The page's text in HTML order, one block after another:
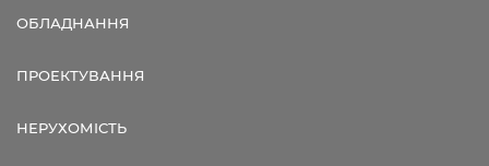
ОБЛАДНАННЯ
ПРОЕКТУВАННЯ
НЕРУХОМІСТЬ